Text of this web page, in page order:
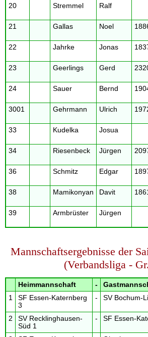
20 Stremmel Ralf
21 Gallas Noel
22 Jahrke Jonas
23 Geerlings Gerd
24 Sauer Bernd
3001 Gehrmann Ulrich
33 Kudelka Josua
34 Riesenbeck Jürgen
36 Schmitz Edgar
38 Mamikonyan Davit
39 Armbrüster Jürgen
Mannschaftsergebnisse der
(Verbandsliga -
Heimmannschaft -
1
SF Essen-Katernberg
3
- SV Bochum-
2
SV Recklinghausen-
Süd 1
- SF Essen-